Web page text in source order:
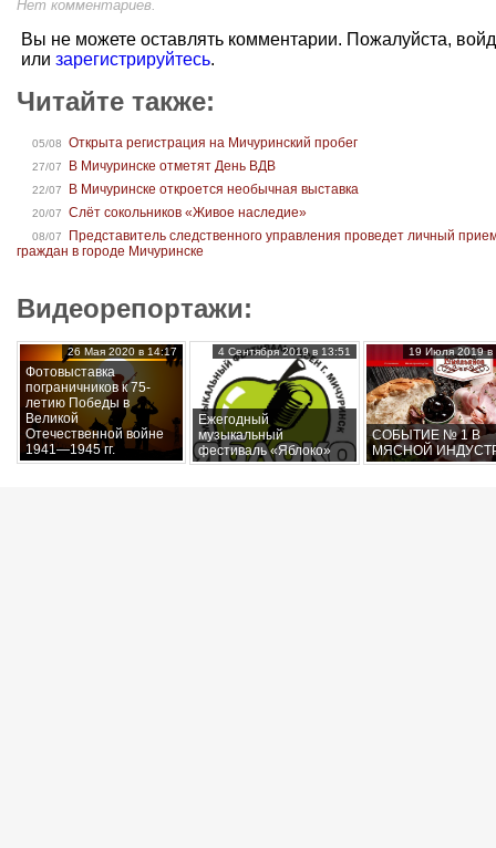
Нет комментариев.
Вы не можете оставлять комментарии. Пожалуйста,
или зарегистрируйтесь.
Читайте также:
05/08 Открыта регистрация на Мичуринский пробег
27/07 В Мичуринске отметят День ВДВ
22/07 В Мичуринске откроется необычная выставка
20/07 Слёт сокольников «Живое наследие»
08/07
Представитель следственного управления проведет личный
граждан в городе Мичуринске
Видеорепортажи:
Фотовыставка
пограничников к 75-
летию Победы в
Великой
Отечественной войне
1941—1945 гг.
26 Мая 2020 в 14:17
Ежегодный
музыкальный
фестиваль «Яблоко»
4 Сентября 2019 в 13:51
СОБЫТИЕ № 1 В
МЯСНОЙ
19 Июля 2019 в